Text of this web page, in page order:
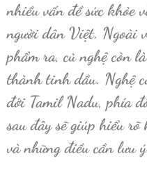
nhiều vấn đề sức khỏe
người dân Việt. Ngoài
phẩm ra, củ nghệ còn
thành tinh dầu. Nghệ
đới Tamil Nadu, phía
sau đây sẽ giúp hiểu rõ
và những điều cần lưu